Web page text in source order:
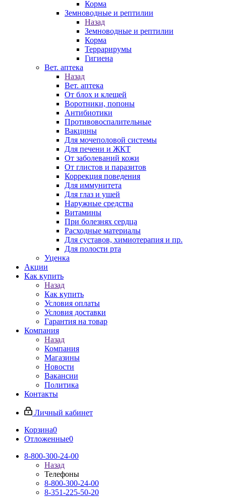
Корма
Земноводные и рептилии
Назад
Земноводные и рептилии
Корма
Террарирумы
Гигиена
Вет. аптека
Назад
Вет. аптека
От блох и клещей
Воротники, попоны
Антибиотики
Противовоспалительные
Вакцины
Для мочеполовой системы
Для печени и ЖКТ
От заболеваний кожи
От глистов и паразитов
Коррекция поведения
Для иммунитета
Для глаз и ушей
Наружные средства
Витамины
При болезнях сердца
Расходные материалы
Для суставов, химиотерапия и пр.
Для полости рта
Уценка
Акции
Как купить
Назад
Как купить
Условия оплаты
Условия доставки
Гарантия на товар
Компания
Назад
Компания
Магазины
Новости
Вакансии
Политика
Контакты
Личный кабинет
Корзина0
Отложенные0
8-800-300-24-00
Назад
Телефоны
8-800-300-24-00
8-351-225-50-20